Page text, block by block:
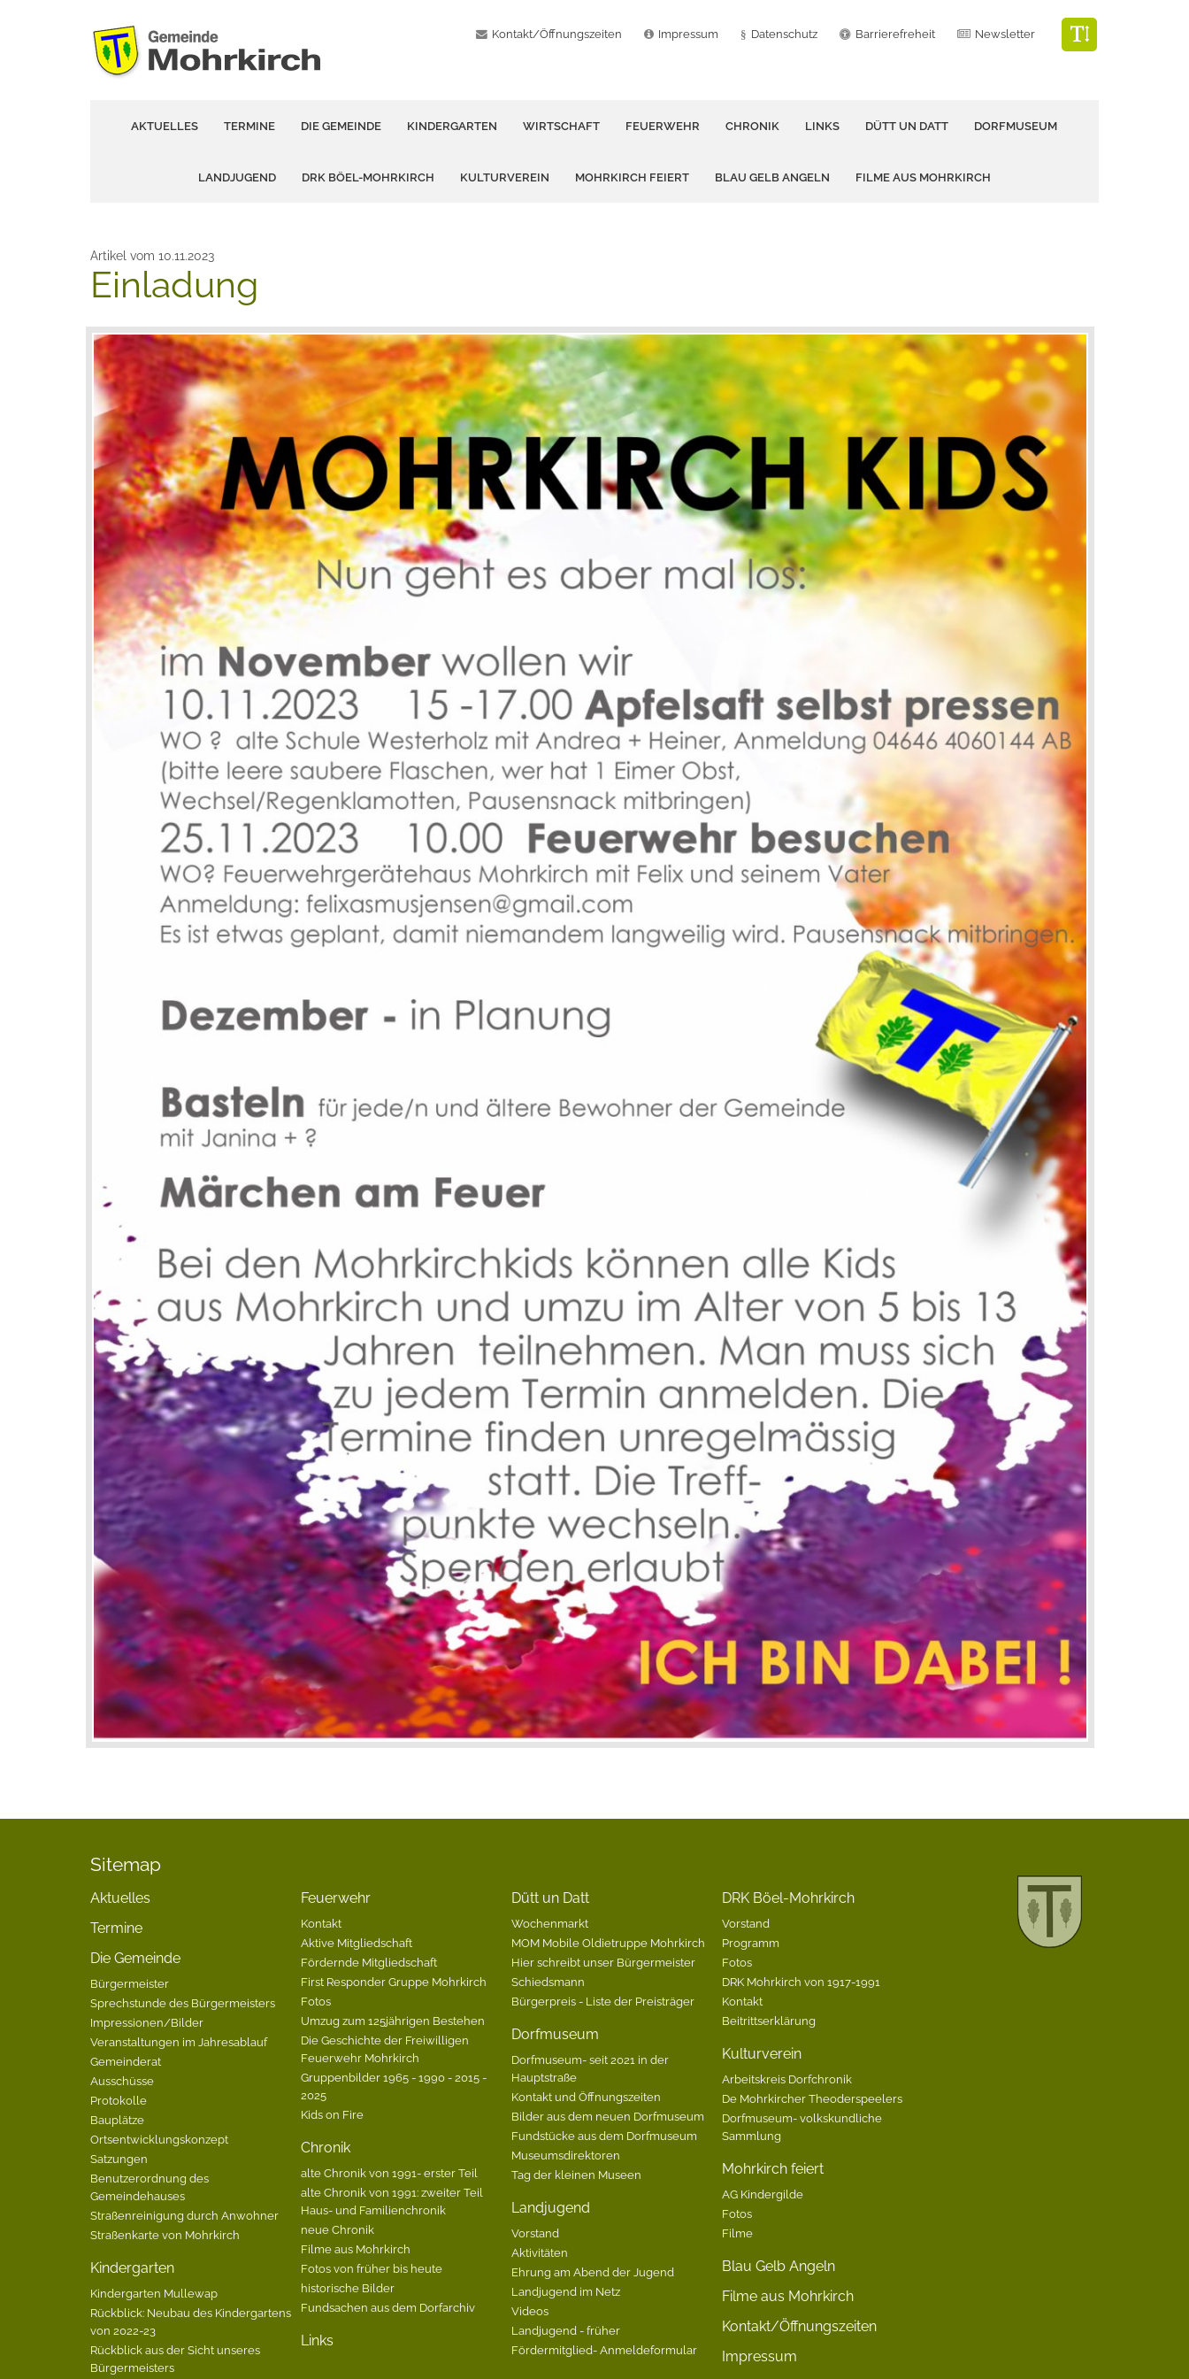
Kontakt/Öffnungszeiten Impressum Datenschutz Barrierefreheit Newsletter
AKTUELLES TERMINE DIE GEMEINDE KINDERGARTEN WIRTSCHAFT FEUERWEHR CHRONIK LINKS DÜTT UN DATT DORFMUSEUM
LANDJUGEND DRK BÖEL-MOHRKIRCH KULTURVEREIN MOHRKIRCH FEIERT BLAU GELB ANGELN FILME AUS MOHRKIRCH
Artikel vom 10.11.2023
Einladung
Sitemap
Aktuelles
Termine
Die Gemeinde
Bürgermeister
Sprechstunde des Bürgermeisters
Impressionen/Bilder
Veranstaltungen im Jahresablauf
Gemeinderat
Ausschüsse
Protokolle
Bauplätze
Ortsentwicklungskonzept
Satzungen
Benutzerordnung des
Gemeindehauses
Straßenreinigung durch Anwohner
Straßenkarte von Mohrkirch
Kindergarten
Kindergarten Mullewap
Rückblick: Neubau des Kindergartens
von 2022-23
Rückblick aus der Sicht unseres
Bürgermeisters
Feuerwehr
Kontakt
Aktive Mitgliedschaft
Fördernde Mitgliedschaft
First Responder Gruppe Mohrkirch
Fotos
Umzug zum 125jährigen Bestehen
Die Geschichte der Freiwilligen
Feuerwehr Mohrkirch
Gruppenbilder 1965 - 1990 - 2015 -
2025
Kids on Fire
Chronik
alte Chronik von 1991- erster Teil
alte Chronik von 1991: zweiter Teil
Haus- und Familienchronik
neue Chronik
Filme aus Mohrkirch
Fotos von früher bis heute
historische Bilder
Fundsachen aus dem Dorfarchiv
Links
Dütt un Datt
Wochenmarkt
MOM Mobile Oldietruppe Mohrkirch
Hier schreibt unser Bürgermeister
Schiedsmann
Bürgerpreis - Liste der Preisträger
Dorfmuseum
Dorfmuseum- seit 2021 in der
Hauptstraße
Kontakt und Öffnungszeiten
Bilder aus dem neuen Dorfmuseum
Fundstücke aus dem Dorfmuseum
Museumsdirektoren
Tag der kleinen Museen
Landjugend
Vorstand
Aktivitäten
Ehrung am Abend der Jugend
Landjugend im Netz
Videos
Landjugend - früher
Fördermitglied- Anmeldeformular
DRK Böel-Mohrkirch
Vorstand
Programm
Fotos
DRK Mohrkirch von 1917-1991
Kontakt
Beitrittserklärung
Kulturverein
Arbeitskreis Dorfchronik
De Mohrkircher Theoderspeelers
Dorfmuseum- volkskundliche
Sammlung
Mohrkirch feiert
AG Kindergilde
Fotos
Filme
Blau Gelb Angeln
Filme aus Mohrkirch
Kontakt/Öffnungszeiten
Impressum